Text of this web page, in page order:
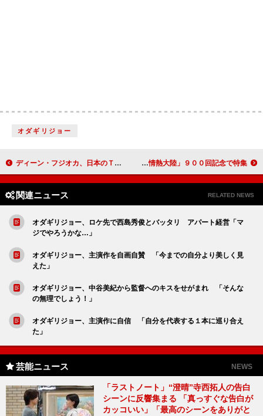
オダギリジョー
ディーン・フジオカ、日本のＴＶＣＭに初出演 かつお節の旨味に「んん～！」 羽生結弦「プレッシャー、めちゃプレッシャー」 「情熱大陸」９００回記念で特集
関連ニュース RELATED NEWS
オダギリジョー、ロケ先で西島秀俊とバッタリ アパート経営「マ
ジでやろうかな…」
オダギリジョー、主演作を自画自賛 「今までの自分より美しく見
えた」
オダギリジョー、中谷美紀から監督へのキスをせがまれ 「そんな
の無理でしょう！」
オダギリジョー、主演作に自信 「自分を代表する１本に巡り合え
た」
芸能ニュース NEWS
「ラストノート」“澄晴”寺西拓人の告白
シーンに反響集まる 「真っすぐな告白が
カッコいい」「最高のシーンをありがと